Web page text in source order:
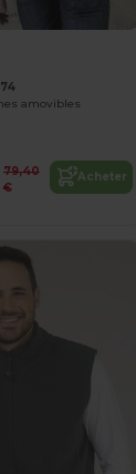
amovibles
79,40
€
Acheter